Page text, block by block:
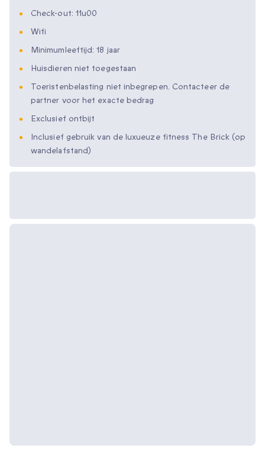
Check-out: 11u00
Wifi
Minimumleeftijd: 18 jaar
Huisdieren niet toegestaan
Toeristenbelasting niet inbegrepen. Contacteer de
partner voor het exacte bedrag
Exclusief ontbijt
Inclusief gebruik van de luxueuze fitness The Brick (op
wandelafstand)